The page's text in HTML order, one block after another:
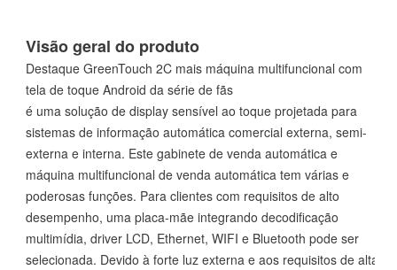
Visão geral do produto
Destaque GreenTouch 2C mais máquina multifuncional com
tela de toque Android da série de fãs
é uma solução de display sensível ao toque projetada para
sistemas de informação automática comercial externa, semi-
externa e interna. Este gabinete de venda automática e
máquina multifuncional de venda automática tem várias e
poderosas funções. Para clientes com requisitos de alto
desempenho, uma placa-mãe integrando decodificação
multimídia, driver LCD, Ethernet, WIFI e Bluetooth pode ser
selecionada. Devido à forte luz externa e aos requisitos de alta